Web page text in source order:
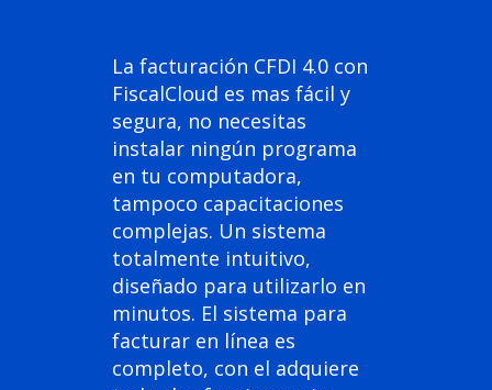
La facturación CFDI 4.0 con
FiscalCloud es mas fácil y
segura, no necesitas
instalar ningún programa
en tu computadora,
tampoco capacitaciones
complejas. Un sistema
totalmente intuitivo,
diseñado para utilizarlo en
minutos. El sistema para
facturar en línea es
completo, con el adquiere